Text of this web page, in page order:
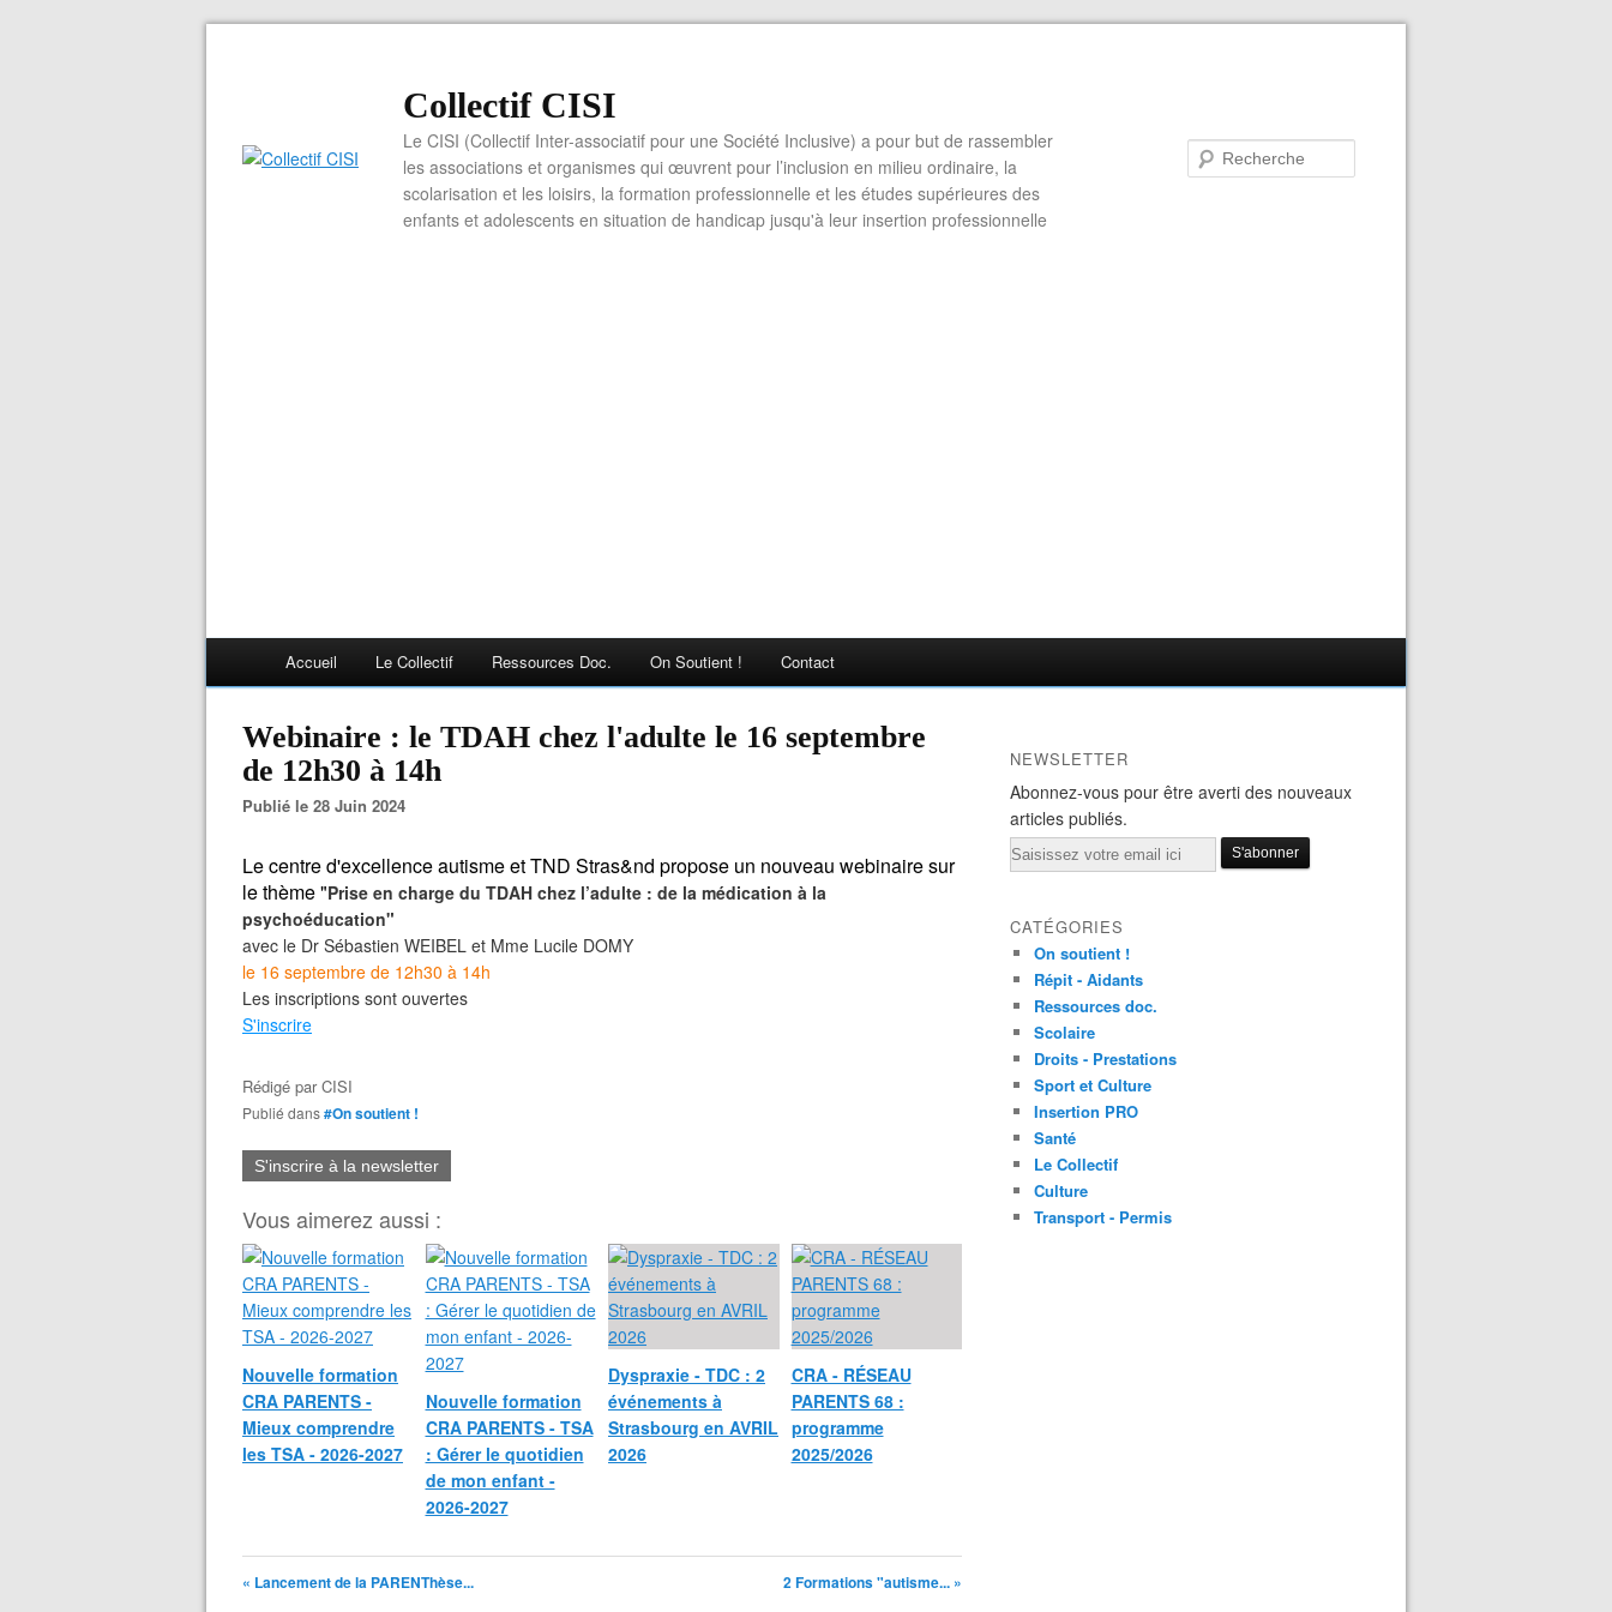
Collectif CISI
Le CISI (Collectif Inter-associatif pour une Société Inclusive) a pour but de rassembler
les associations et organismes qui œuvrent pour l’inclusion en milieu ordinaire, la
scolarisation et les loisirs, la formation professionnelle et les études supérieures des
enfants et adolescents en situation de handicap jusqu'à leur insertion professionnelle
Accueil Le Collectif Ressources Doc. On Soutient ! Contact
Webinaire : le TDAH chez l'adulte le 16 septembre
de 12h30 à 14h
Publié le 28 Juin 2024
Le centre d'excellence autisme et TND Stras&nd propose un nouveau webinaire sur
le thème "Prise en charge du TDAH chez l’adulte : de la médication à la
psychoéducation"
avec le Dr Sébastien WEIBEL et Mme Lucile DOMY
le 16 septembre de 12h30 à 14h
Les inscriptions sont ouvertes
S'inscrire
Rédigé parCISI
Publié dans#On soutient !
S'inscrire à la newsletter
Vous aimerez aussi :
Nouvelle formation
CRA PARENTS -
Mieux comprendre
les TSA - 2026-2027
Nouvelle formation
CRA PARENTS - TSA
: Gérer le quotidien
de mon enfant -
2026-2027
Dyspraxie - TDC : 2
événements à
Strasbourg en AVRIL
2026
CRA - RÉSEAU
PARENTS 68 :
programme
2025/2026
« Lancement de la PARENThèse... 2 Formations "autisme... »
NEWSLETTER
Abonnez-vous pour être averti des nouveaux
articles publiés.
Email
CATÉGORIES
On soutient !
Répit - Aidants
Ressources doc.
Scolaire
Droits - Prestations
Sport et Culture
Insertion PRO
Santé
Le Collectif
Culture
Transport - Permis